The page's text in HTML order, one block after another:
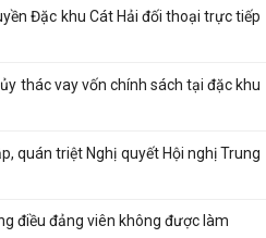
đồng hành tri ân người có công tại
thuyền rồng Lễ hội đình làng Phù